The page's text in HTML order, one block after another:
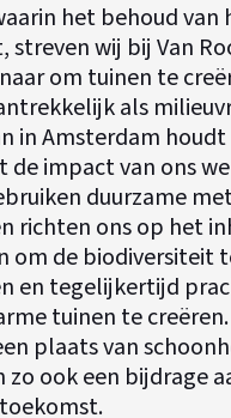
het behoud van
streven wij bij Van
om tuinen te
als
in Amsterdam
de impact van ons
duurzame
richten ons op het
om de biodiversiteit
en tegelijkertijd
tuinen te
plaats van
zo ook een bijdrage